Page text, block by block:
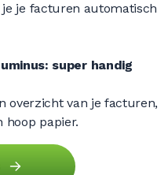
je je facturen automatisch
super handig
overzicht van je facturen,
hoop papier.